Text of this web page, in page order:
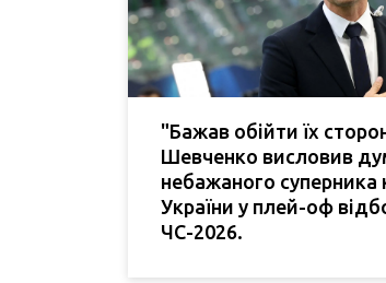
"Бажав обійти їх
Шевченко висловив
небажаного
України у плей-оф
ЧС-2026.